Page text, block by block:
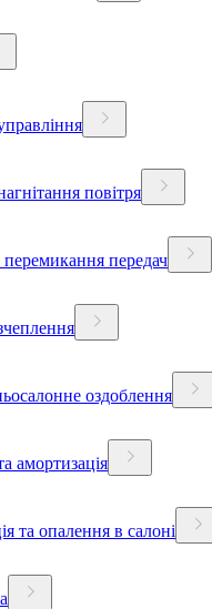
повітря
передач
оздоблення
амортизація
та опалення в салоні